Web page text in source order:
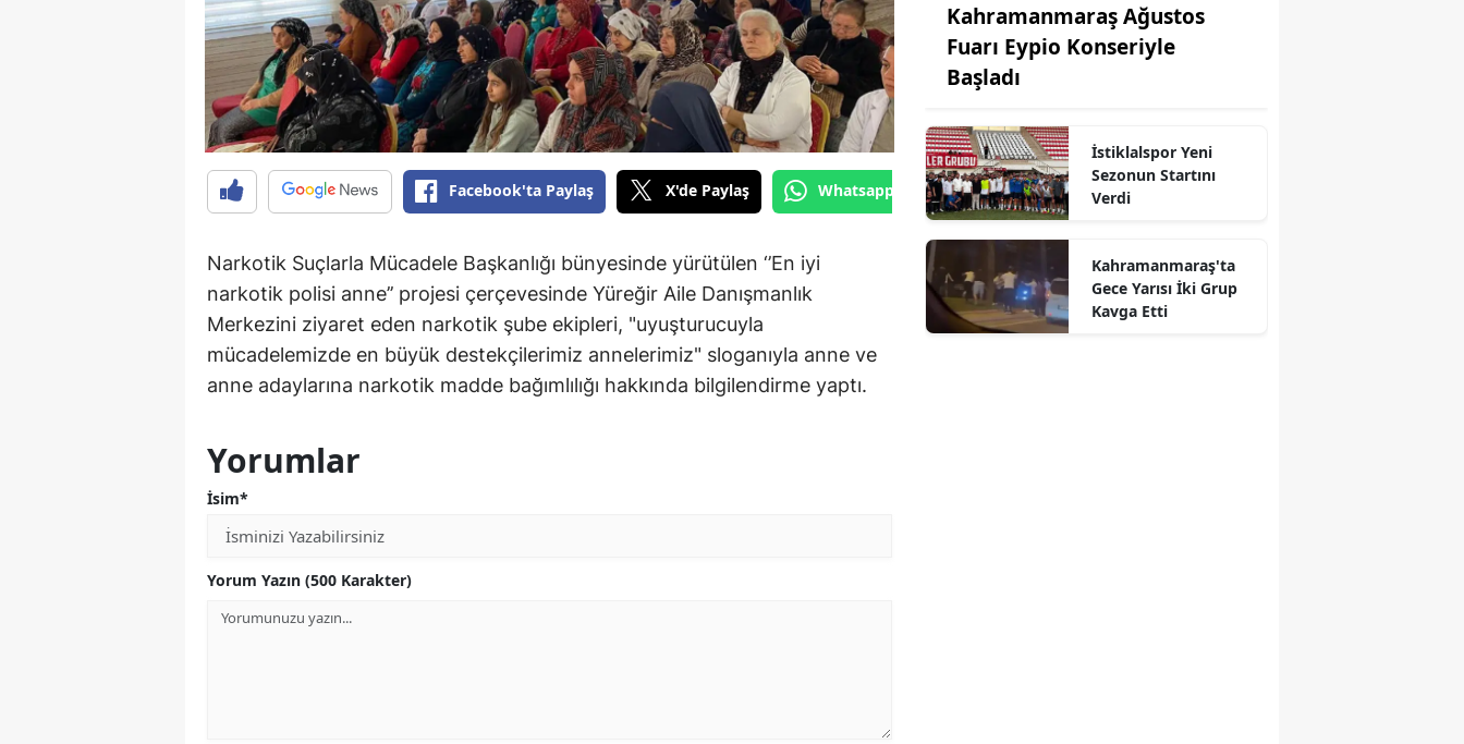
Facebook'ta Paylaş X'de Paylaş Whatsapp'tan Gönder
Narkotik Suçlarla Mücadele Başkanlığı bünyesinde yürütülen ‘’En iyi
narkotik polisi anne’’ projesi çerçevesinde Yüreğir Aile Danışmanlık
Merkezini ziyaret eden narkotik şube ekipleri, "uyuşturucuyla
mücadelemizde en büyük destekçilerimiz annelerimiz" sloganıyla anne ve
anne adaylarına narkotik madde bağımlılığı hakkında bilgilendirme yaptı.
Yorumlar
İsim*
Yorum Yazın (500 Karakter)
Kahramanmaraş Ağustos
Fuarı Eypio Konseriyle
Başladı
İstiklalspor Yeni
Sezonun Startını
Verdi
Kahramanmaraş'ta
Gece Yarısı İki Grup
Kavga Etti